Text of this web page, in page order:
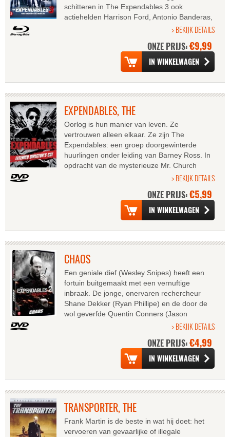
schitteren in The Expendables 3 ook
actiehelden Harrison Ford, Antonio Banderas,
Wesley Snipes, Mel Gibson en Kellan Lutz.
> BEKIJK DETAILS
ONZE PRIJS:€9,99
EXPENDABLES, THE
Oorlog is hun manier van leven. Ze
vertrouwen alleen elkaar. Ze zijn The
Expendables: een groep doorgewinterde
huurlingen onder leiding van Barney Ross. In
opdracht van de mysterieuze Mr. Church
beginnen ze aan wat een routineklus lijkt: een
> BEKIJK DETAILS
ONZE PRIJS:€5,99
CHAOS
Een geniale dief (Wesley Snipes) heeft een
fortuin buitgemaakt met een vernuftige
inbraak. De jonge, onervaren rechercheur
Shane Dekker (Ryan Phillipe) en de door de
wol geverfde Quentin Conners (Jason
Statham) worden op de zaakgezet. Maar ze
> BEKIJK DETAILS
ONZE PRIJS:€4,99
TRANSPORTER, THE
Frank Martin is de beste in wat hij doet: het
vervoeren van gevaarlijke of illegale